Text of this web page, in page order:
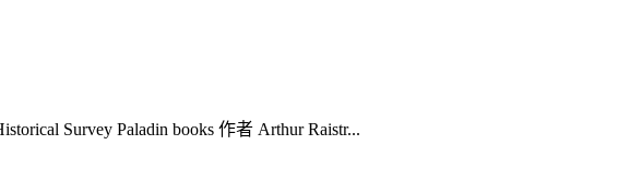
Survey Paladin books 作者 Arthur Raistr...